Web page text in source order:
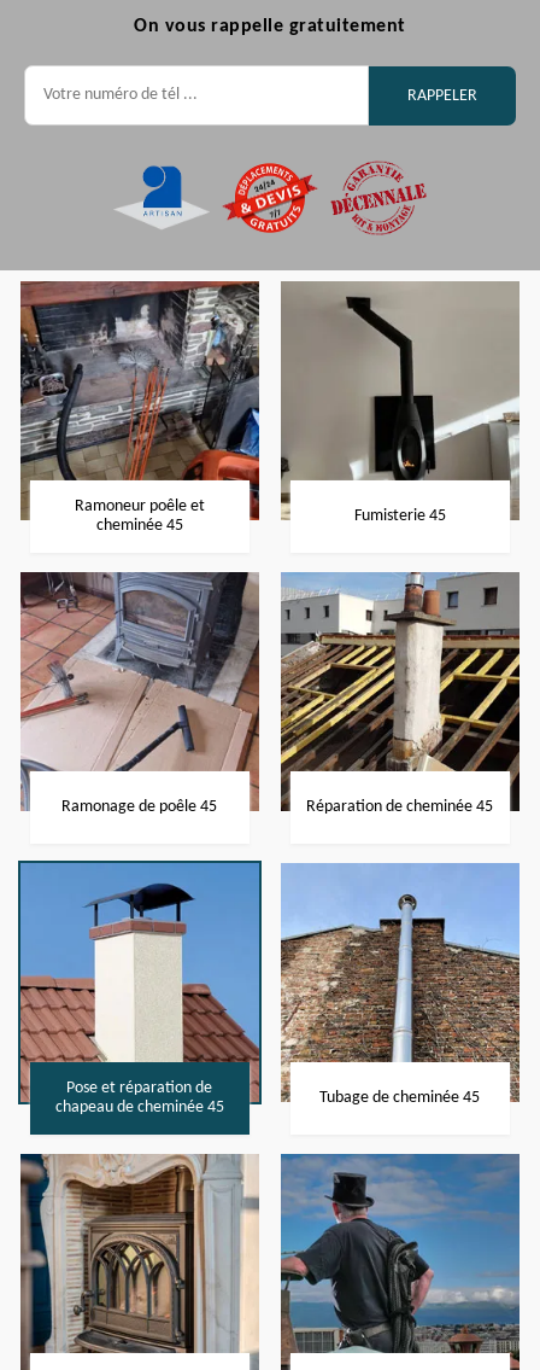
On vous rappelle gratuitement
Ramoneur poêle et
cheminée 45
Fumisterie 45
Ramonage de poêle 45 Réparation de cheminée 45
Pose et réparation de
chapeau de cheminée 45
Tubage de cheminée 45